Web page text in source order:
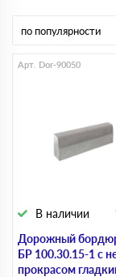
Дорожный
БР 100.30.15-1 с
прокрасом
В наличии
Арт. Dor-90050